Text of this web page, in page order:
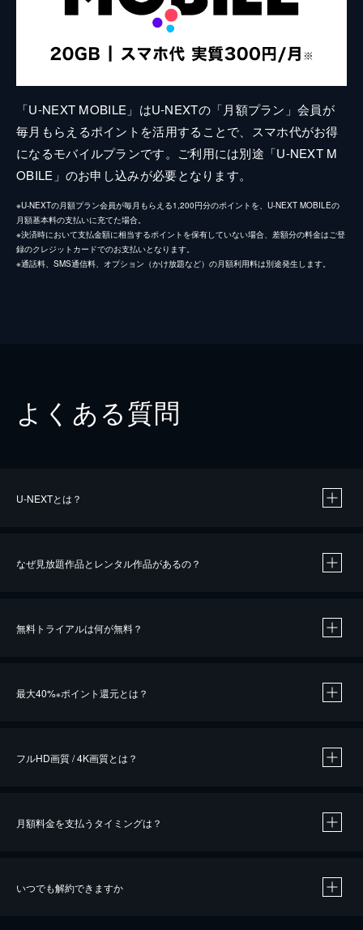
「U-NEXT MOBILE」はU-NEXTの「月額プラン」会員が
毎月もらえるポイントを活用することで、スマホ代がお得
になるモバイルプランです。ご利用には別途「U-NEXT M
OBILE」のお申し込みが必要となります。
※U-NEXTの月額プラン会員が毎月もらえる1,200円分のポイントを、U-NEXT MOBILEの
月額基本料の支払いに充てた場合。
※決済時において支払金額に相当するポイントを保有していない場合、差額分の料金はご登
録のクレジットカードでのお支払いとなります。
※通話料、SMS通信料、オプション（かけ放題など）の月額利用料は別途発生します。
よくある質問
U-NEXTとは？
なぜ見放題作品とレンタル作品があるの？
無料トライアルは何が無料？
最大40%※ポイント還元とは？
※40％ポイント還元の対象は、クレジットカード決済による作品の購入 / レンタルです。
フルHD画質 / 4K画質とは？
月額料金を支払うタイミングは？
いつでも解約できますか